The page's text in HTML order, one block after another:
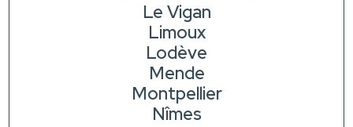
Le Vigan
Limoux
Lodève
Mende
Montpellier
Nîmes